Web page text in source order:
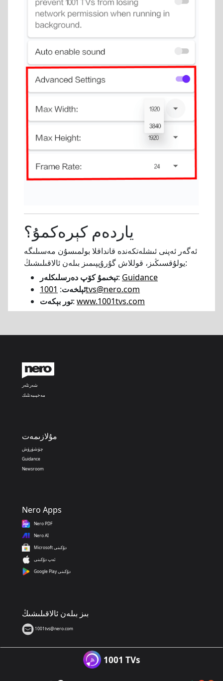
ياردەم كېرەكمۇ؟
ئەگەر ئەپنى ئىشلەتكەندە قانداقلا بولمىسۇن مەسىلىگە
يولۇقسىڭىز، قوللاش گۇرۇپپىمىز بىلەن ئالاقىلىشىڭ:
تېخىمۇ كۆپ دەرسلىكلەر: Guidance
ئېلخەت:
1001tvs@nero.com
تور بېكەت: www.1001tvs.com
شەرتلەر
مەخپىيەتلىك
مۇلازىمەت
چۈشۈرۈش
Guidance
Newsroom
Nero Apps
Nero PDF
Nero AI
Microsoft دۇكىنى
ئەپ دۇكىنى
Google Play دۇكىنى
بىز بىلەن ئالاقىلىشىڭ
1001tvs@nero.com
1001 TVs